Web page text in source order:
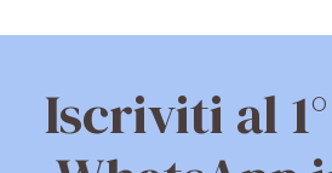
Iscriviti al